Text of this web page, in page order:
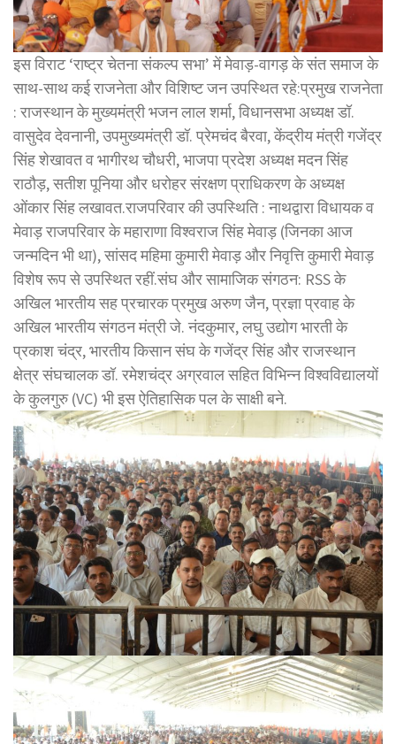
इस विराट ‘राष्ट्र चेतना संकल्प सभा’ में मेवाड़-वागड़ के संत समाज के
साथ-साथ कई राजनेता और विशिष्ट जन उपस्थित रहे:प्रमुख राजनेता
: राजस्थान के मुख्यमंत्री भजन लाल शर्मा, विधानसभा अध्यक्ष डॉ.
वासुदेव देवनानी, उपमुख्यमंत्री डॉ. प्रेमचंद बैरवा, केंद्रीय मंत्री गजेंद्र
सिंह शेखावत व भागीरथ चौधरी, भाजपा प्रदेश अध्यक्ष मदन सिंह
राठौड़, सतीश पूनिया और धरोहर संरक्षण प्राधिकरण के अध्यक्ष
ओंकार सिंह लखावत.राजपरिवार की उपस्थिति : नाथद्वारा विधायक व
मेवाड़ राजपरिवार के महाराणा विश्वराज सिंह मेवाड़ (जिनका आज
जन्मदिन भी था), सांसद महिमा कुमारी मेवाड़ और निवृत्ति कुमारी मेवाड़
विशेष रूप से उपस्थित रहीं.संघ और सामाजिक संगठन: RSS के
अखिल भारतीय सह प्रचारक प्रमुख अरुण जैन, प्रज्ञा प्रवाह के
अखिल भारतीय संगठन मंत्री जे. नंदकुमार, लघु उद्योग भारती के
प्रकाश चंद्र, भारतीय किसान संघ के गजेंद्र सिंह और राजस्थान
क्षेत्र संघचालक डॉ. रमेशचंद्र अग्रवाल सहित विभिन्न विश्वविद्यालयों
के कुलगुरु (VC) भी इस ऐतिहासिक पल के साक्षी बने.